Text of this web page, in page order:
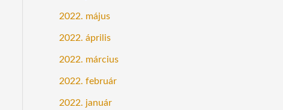
2022. május
2022. április
2022. március
2022. február
2022. január